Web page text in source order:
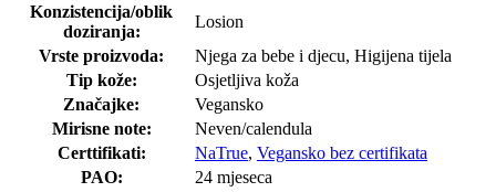
Konzistencija/oblik
doziranja:
Losion
Vrste proizvoda:
Njega za bebe i djecu, Higijena tijela
Tip kože:
Osjetljiva koža
Značajke:
Vegansko
Mirisne note:
Neven/calendula
Certtifikati:
NaTrue, Vegansko bez certifikata
PAO:
24 mjeseca